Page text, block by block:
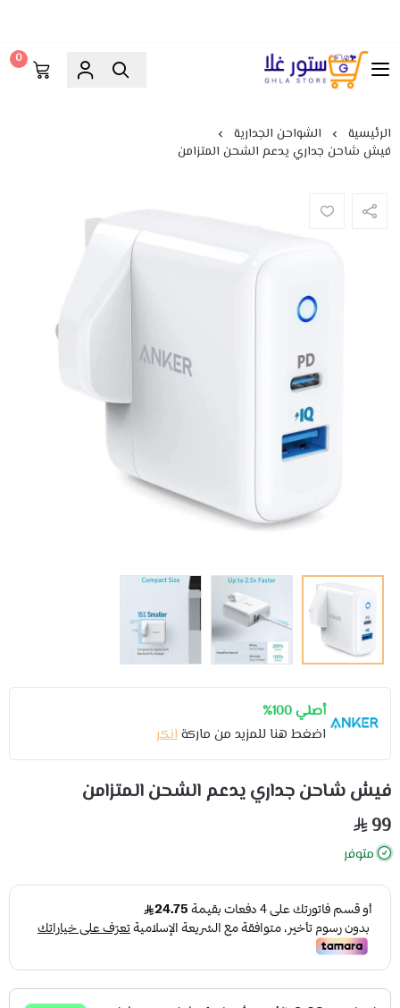
ستور غلا
0
الرئيسية
الشواحن الجدارية
فيش شاحن جداري يدعم الشحن المتزامن
أصلي 100%
اضغط هنا للمزيد من ماركةانكر
فيش شاحن جداري يدعم الشحن المتزامن
99
متوفر